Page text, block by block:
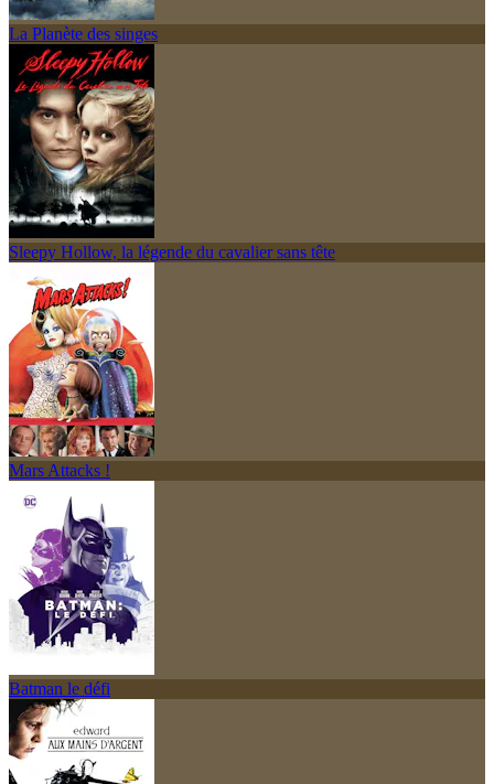
La Planète des singes
Sleepy Hollow, la légende du cavalier sans tête
Mars Attacks !
Batman le défi